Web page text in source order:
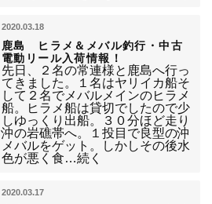
2020.03.18
鹿島 ヒラメ＆メバル釣行・中古
電動リール入荷情報！
先日、２名の常連様と鹿島へ行っ
てきました。１名はヤリイカ船そ
して２名でメバルメインのヒラメ
船。ヒラメ船は貸切でしたので少
しゆっくり出船。３０分ほど走り
沖の岩礁帯へ。１投目で良型の沖
メバルをゲット。しかしその後水
色が悪く食…続く
2020.03.17